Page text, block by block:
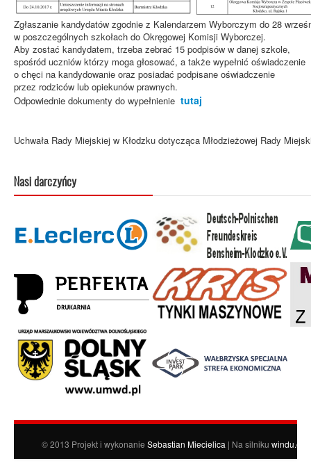
Zgłaszanie kandydatów zgodnie z Kalendarzem Wyborczym do 28
w poszczególnych szkołach do Okręgowej Komisji Wyborczej.
Aby zostać kandydatem, trzeba zebrać 15 podpisów w danej szkole,
spośród uczniów którzy moga głosować, a także wypełnić oświadczenie
o chęci na kandydowanie oraz posiadać podpisane oświadczenie
przez rodziców lub opiekunów prawnych.
Odpowiednie dokumenty do wypełnienie tutaj
Uchwała Rady Miejskiej w Kłodzku dotycząca Młodzieżowej Rady
Nasi darczyńcy
© 2013 Projekt i wykonanie Sebastian Miecielica | Na silniku windu.org